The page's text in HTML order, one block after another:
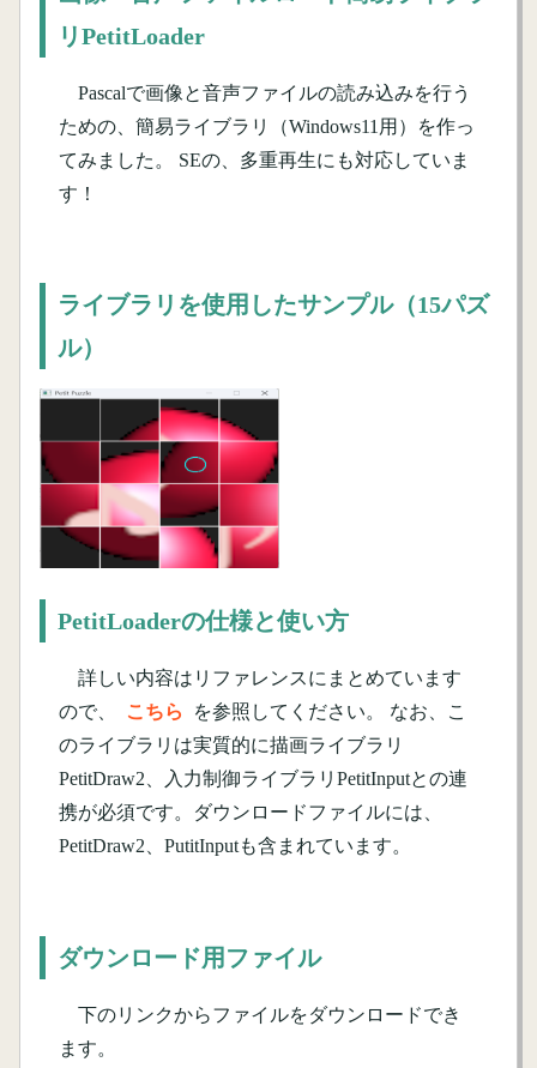
リPetitLoader
Pascalで画像と音声ファイルの読み込みを行う
ための、簡易ライブラリ（Windows11用）を作っ
てみました。 SEの、多重再生にも対応していま
す！
ライブラリを使用したサンプル（15パズ
ル）
PetitLoaderの仕様と使い方
詳しい内容はリファレンスにまとめています
ので、
こちら
を参照してください。 なお、こ
のライブラリは実質的に描画ライブラリ
PetitDraw2、入力制御ライブラリPetitInputとの連
携が必須です。ダウンロードファイルには、
PetitDraw2、PutitInputも含まれています。
ダウンロード用ファイル
下のリンクからファイルをダウンロードでき
ます。